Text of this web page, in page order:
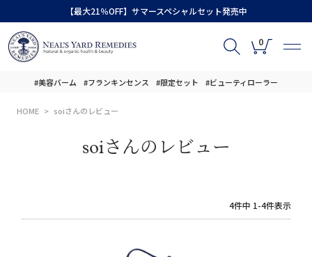
【最大21％OFF】サマースペシャルセット発売中
0
#美容バーム #フランキンセンス #限定セット #ビューティローラー
HOME soiさんのレビュー
soiさんのレビュー
4件中 1-4件表示